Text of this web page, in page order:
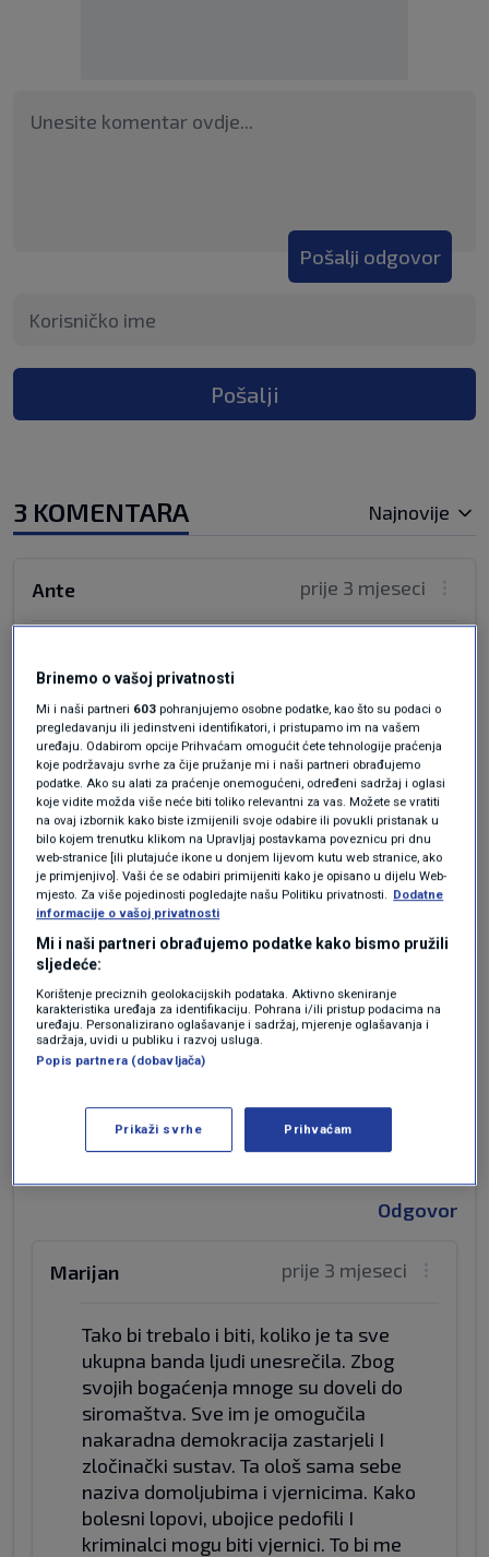
Pošalji odgovor
Pošalji
3 KOMENTARA Najnovije
prije 3 mjeseci
Ante
politikom , a i dalje su zadržali poštenje , a ne
kao prodavači grobova , ali sve drugo je hdz
rasprodao .Već dugo pratim vase istupe - od
Tušeka i njegove hdz ponude " Kaj bi ti štel biti?" .
Vidim da ste i dalje zadržali poštenje i inegritet .
Kad kriminalna organizacija hdz padne , trebat
ćemo ljude poput vas
Odgovor
Stevo.
Kada jednog dana, a nadam se uskoro, dodje
nova vlast, onda budemo pod hitno trebali puno
pokvarene politicke elite, pa im predlazem da
vec sutra pocnu graditi zatvore gdje budu
Odgovor
prije 3 mjeseci
Marijan
Tako bi trebalo i biti, koliko je ta sve
ukupna banda ljudi unesrečila. Zbog
svojih bogaćenja mnoge su doveli do
siromaštva. Sve im je omogučila
nakaradna demokracija zastarjeli I
zločinački sustav. Ta ološ sama sebe
naziva domoljubima i vjernicima. Kako
bolesni lopovi, ubojice pedofili I
kriminalci mogu biti vjernici. To bi me
Brinemo o vašoj privatnosti
Mi i naši partneri 603 pohranjujemo osobne podatke, kao što su podaci o
pregledavanju ili jedinstveni identifikatori, i pristupamo im na vašem
uređaju. Odabirom opcije Prihvaćam omogućit ćete tehnologije praćenja
koje podržavaju svrhe za čije pružanje mi i naši partneri obrađujemo
podatke. Ako su alati za praćenje onemogućeni, određeni sadržaj i oglasi
koje vidite možda više neće biti toliko relevantni za vas. Možete se vratiti
na ovaj izbornik kako biste izmijenili svoje odabire ili povukli pristanak u
bilo kojem trenutku klikom na Upravljaj postavkama poveznicu pri dnu
web-stranice [ili plutajuće ikone u donjem lijevom kutu web stranice, ako
je primjenjivo]. Vaši će se odabiri primijeniti kako je opisano u dijelu Web-
mjesto. Za više pojedinosti pogledajte našu Politiku privatnosti. Dodatne
informacije o vašoj privatnosti
Mi i naši partneri obrađujemo podatke kako bismo pružili
sljedeće:
Korištenje preciznih geolokacijskih podataka. Aktivno skeniranje
karakteristika uređaja za identifikaciju. Pohrana i/ili pristup podacima na
uređaju. Personalizirano oglašavanje i sadržaj, mjerenje oglašavanja i
sadržaja, uvidi u publiku i razvoj usluga.
Popis partnera (dobavljača)
Prikaži svrhe Prihvaćam